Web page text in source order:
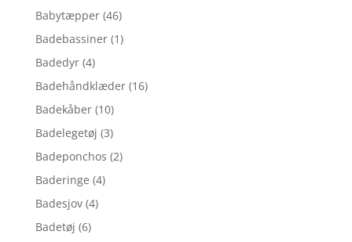
Babytæpper (46)
Badebassiner (1)
Badedyr (4)
Badehåndklæder (16)
Badekåber (10)
Badelegetøj (3)
Badeponchos (2)
Baderinge (4)
Badesjov (4)
Badetøj (6)